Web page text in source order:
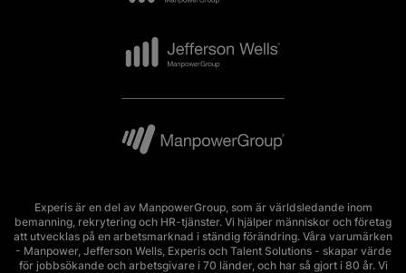
Experis är en del av ManpowerGroup, som är världsledande inom
bemanning, rekrytering och HR-tjänster. Vi hjälper människor och företag
att utvecklas på en arbetsmarknad i ständig förändring. Våra varumärken
- Manpower, Jefferson Wells, Experis och Talent Solutions - skapar värde
för jobbsökande och arbetsgivare i 70 länder, och har så gjort i 80 år. Vi